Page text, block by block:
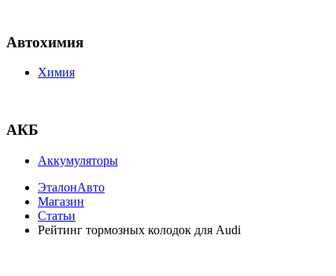
Автохимия
Химия
АКБ
Аккумуляторы
ЭталонАвто
Магазин
Статьи
Рейтинг тормозных колодок для Audi